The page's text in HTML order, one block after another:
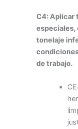
C4: Aplicar
especiales,
tonelaje
de trabajo.